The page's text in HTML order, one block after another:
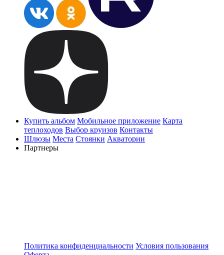
Купить альбом Мобильное приложение Карта
теплоходов Выбор круизов Контакты
Шлюзы Места Стоянки Акватории
Партнеры
Политика конфиденциальности Условия пользования